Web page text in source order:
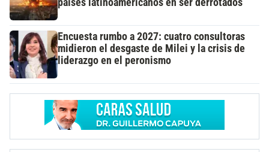
Encuesta rumbo a 2027: cuatro consultoras
midieron el desgaste de Milei y la crisis de
liderazgo en el peronismo